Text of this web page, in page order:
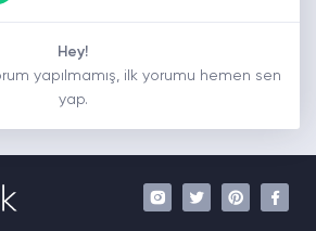
Hey!
yapılmamış, ilk yorumu hemen sen
yap.